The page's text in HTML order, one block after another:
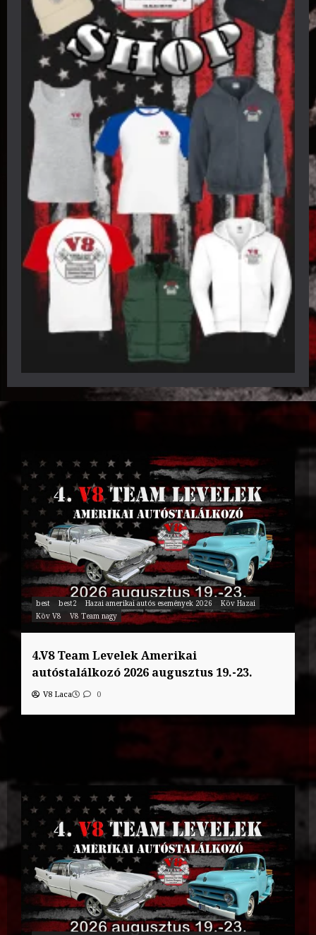
best best2 Hazai amerikai autós események 2026
Köv Hazai
Köv V8
V8 Team nagy
4.V8 Team Levelek Amerikai
autóstalálkozó 2026 augusztus 19.-23.
V8 Laca 0